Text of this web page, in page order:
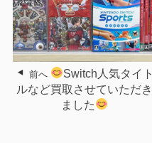
前へ
Switch人気タイト
ルなど買取させていただき
ました